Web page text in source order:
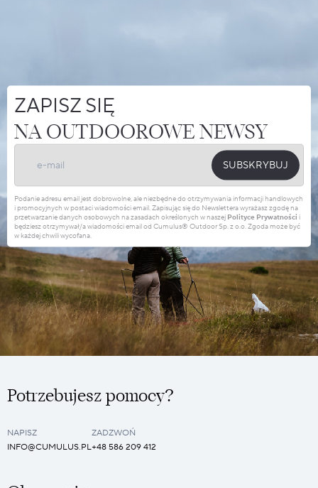
ZAPISZ SIĘ
NA OUTDOOROWE NEWSY
SUBSKRYBUJ
Podanie adresu email jest dobrowolne, ale niezbędne do otrzymywania informacji handlowych
i promocyjnych w postaci wiadomości email. Zapisując się do Newslettera wyrażasz zgodę na
przetwarzanie danych osobowych na zasadach określonych w naszej Polityce Prywatności i
będziesz otrzymywał/a wiadomości email od Cumulus® Outdoor Sp. z o.o. Zgoda może być
w każdej chwili wycofana.
Potrzebujesz pomocy?
NAPISZ
INFO@CUMULUS.PL
ZADZWOŃ
+48 586 209 412